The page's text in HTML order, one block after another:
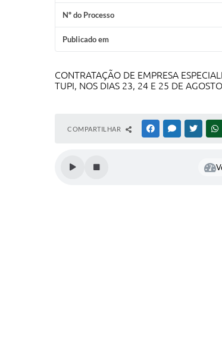
Nº do Processo
Publicado em
CONTRATAÇÃO DE EMPRESA
TUPI, NOS DIAS 23, 24 E 25 DE
COMPARTILHAR FACEBOOKMESSENGER